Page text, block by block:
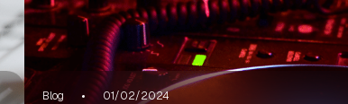
Blog 01/02/2024